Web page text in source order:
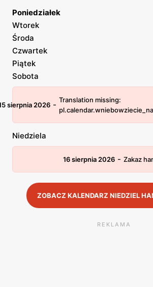
Poniedziałek
Wtorek
Środa
Czwartek
Piątek
Sobota
sierpnia 2026 - Translation missing:
Niedziela
16 sierpnia 2026 - Zakaz
ZOBACZ KALENDARZ NIEDZIEL
REKLAMA